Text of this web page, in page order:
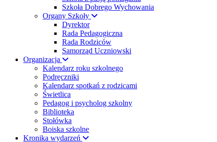
Szkoła Dobrego Wychowania
Organy Szkoły
Dyrektor
Rada Pedagogiczna
Rada Rodziców
Samorząd Uczniowski
Organizacja
Kalendarz roku szkolnego
Podręczniki
Kalendarz spotkań z rodzicami
Świetlica
Pedagog i psycholog szkolny
Biblioteka
Stołówka
Boiska szkolne
Kronika wydarzeń